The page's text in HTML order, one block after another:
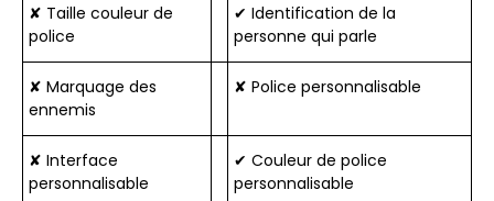
✘ Taille couleur de
police
✔ Identification de la
personne qui parle
✘ Marquage des
ennemis
✘ Police personnalisable
✘ Interface
personnalisable
✔ Couleur de police
personnalisable